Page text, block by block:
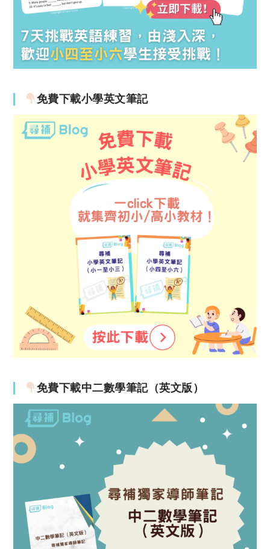
免費下載小學英文筆記
免費下載中二數學筆記（英文版）